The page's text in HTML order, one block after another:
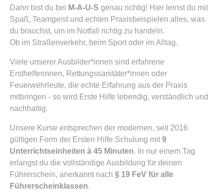
Dann bist du bei M-A-U-S genau richtig! Hier lernst du mit
Spaß, Teamgeist und echten Praxisbeispielen alles, was
du brauchst, um im Notfall richtig zu handeln.
Ob im Straßenverkehr, beim Sport oder im Alltag.
Viele unserer Ausbilder*innen sind erfahrene
Ersthelferinnen, Rettungssanitäter*innen oder
Feuerwehrleute, die echte Erfahrung aus der Praxis
mitbringen - so wird Erste Hilfe lebendig, verständlich und
nachhaltig.
Unsere Kurse entsprechen der modernen, seit 2016
gültigen Form der Ersten Hilfe Schulung mit 9
Unterrichtseinheiten à 45 Minuten. In nur einem Tag
erlangst du die vollständige Ausbildung für deinen
Führerschein, anerkannt nach § 19 FeV für alle
Führerscheinklassen.